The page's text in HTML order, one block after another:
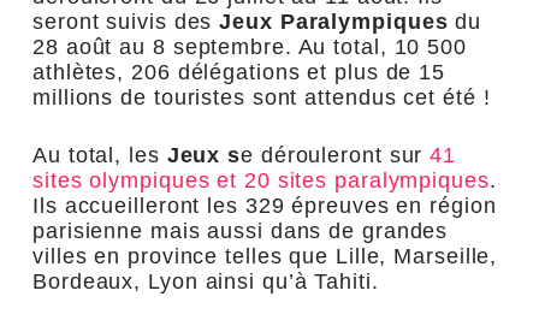
seront suivis desJeux Paralympiques du
28 août au 8 septembre. Au total, 10 500
athlètes, 206 délégations et plus de 15
millions de touristes sont attendus cet été !
Au total, les Jeux se dérouleront sur41
sites olympiques et 20 sites paralympiques.
Ils accueilleront les 329 épreuves en région
parisienne mais aussi dans de grandes
villes en province telles que Lille, Marseille,
Bordeaux, Lyon ainsi qu’à Tahiti.